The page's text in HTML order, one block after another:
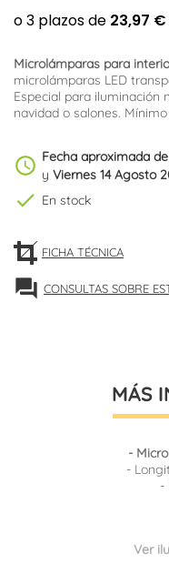
Microlámparas para
microlámparas LED
Especial para iluminación
navidad o salones.
schedule Fecha aproximada
y Viernes 14 Agosto
check En stock
FICHA TÉCNICA
forum CONSULTAS SOBRE
MÁS
-
-
-
Ver